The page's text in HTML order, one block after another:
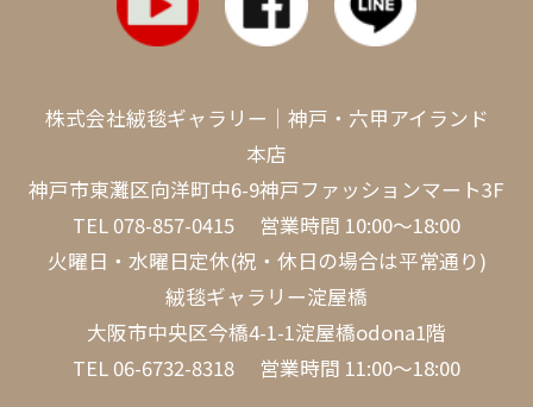
株式会社絨毯ギャラリー｜神戸・六甲アイランド
本店
神戸市東灘区向洋町中6-9神戸ファッションマート3F
TEL 078-857-0415 営業時間 10:00～18:00
火曜日・水曜日定休(祝・休日の場合は平常通り)
絨毯ギャラリー淀屋橋
大阪市中央区今橋4-1-1淀屋橋odona1階
TEL 06-6732-8318 営業時間 11:00～18:00